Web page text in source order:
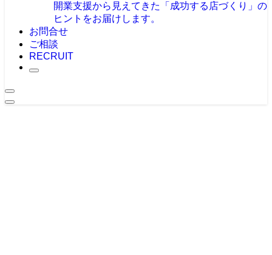
開業支援から見えてきた「成功する店づくり」の
ヒントをお届けします。
お問合せ
ご相談
RECRUIT